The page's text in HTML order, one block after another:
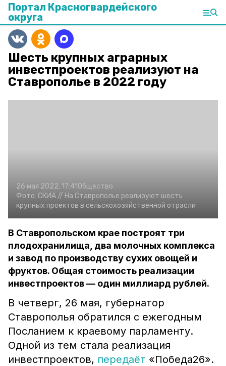
Портал Красногвардейского
округа
Шесть крупных аграрных
инвестпроектов реализуют на
Ставрополье в 2022 году
26 мая 2022, 17:41Общество
Фото: СКИА // На Ставрополье реализуют шесть
крупных проектов в сельскохозяйственной отрасли
В Ставропольском крае построят три
плодохранилища, два молочных комплекса
и завод по производству сухих овощей и
фруктов. Общая стоимость реализации
инвестпроектов — один миллиард рублей.
В четверг, 26 мая, губернатор
Ставрополья обратился с ежегодным
Посланием к краевому парламенту.
Одной из тем стала реализация
инвестпроектов, передаёт «Победа26».